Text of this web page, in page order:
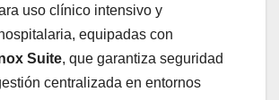
uso clínico intensivo y
equipadas con
Suite, que garantiza seguridad
centralizada en entornos